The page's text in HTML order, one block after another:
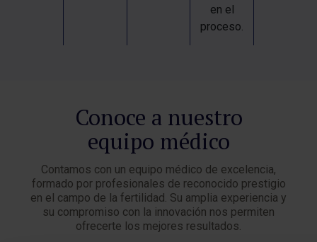
en el
proceso.
Conoce a nuestro
equipo médico
Contamos con un equipo médico de excelencia,
formado por profesionales de reconocido prestigio
en el campo de la fertilidad. Su amplia experiencia y
su compromiso con la innovación nos permiten
ofrecerte los mejores resultados.